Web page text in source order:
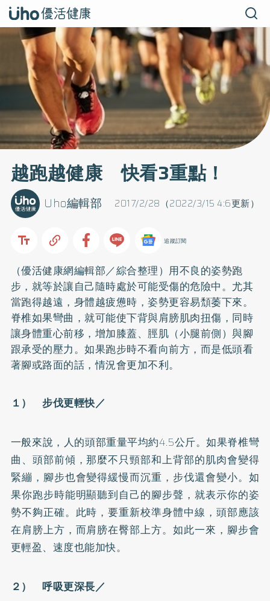
越跑越健康 快看3重點！
2017/2/28（2022/3/15 4:6更新）
Uho編輯部
追蹤訂閱
（優活健康網編輯部／綜合整理）用不良的姿勢跑
步，就等於讓自己隨時處於可能受傷的危險中。尤其
當跑得越遠，身體越疲憊時，姿勢更容易頹萎下來。
脊椎如果彎曲，就可能使下背與肩膀肌肉扭傷，同時
讓身體重心前移，增加膝蓋、脛肌（小腿前側）與腳
跟承受的壓力。如果跑步時不看向前方，而是低頭看
著腳或路面的話，情況會更加不利。
１） 步伐更輕快／
一般來說，人的頭部重量平均約4.5公斤。如果脊椎彎
曲、頭部前傾，那麼不只頸部和上背部的肌肉會變得
緊繃，腳步也會變得緩慢而沉重，步伐還會變小。如
果你跑步時能明顯聽到自己的腳步聲，就表示你的姿
勢不夠正確。此時，要重新校準身體中線，頭部應該
在肩膀上方，而肩膀在臀部上方。如此一來，腳步會
更輕盈、速度也能加快。
２） 呼吸更深長／